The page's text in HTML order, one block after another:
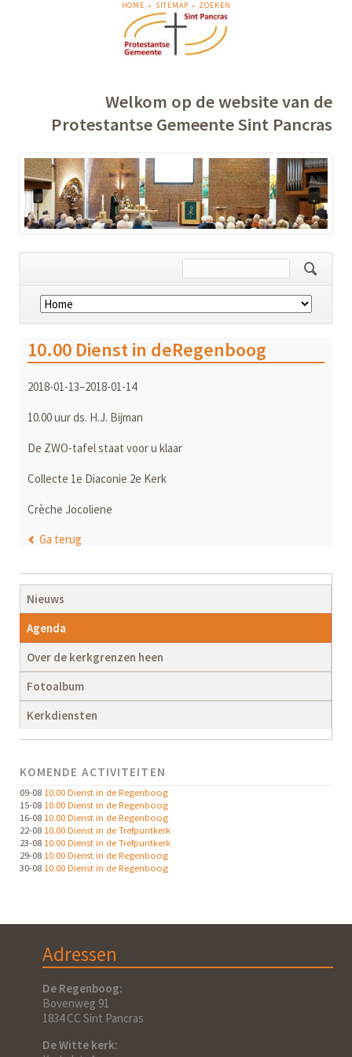
NAVIGATIE
OVERSLAAN
HOME SITEMAP ZOEKEN
Welkom op de website van de
Protestantse Gemeente Sint Pancras
Navigatie
overslaan
10.00 Dienst in deRegenboog
2018-01-13–2018-01-14
10.00 uur ds. H.J. Bijman
De ZWO-tafel staat voor u klaar
Collecte 1e Diaconie 2e Kerk
Crèche Jocoliene
Ga terug
Navigatie
overslaan
Nieuws
Agenda
Over de kerkgrenzen heen
Fotoalbum
Kerkdiensten
KOMENDE ACTIVITEITEN
09-08 10.00 Dienst in de Regenboog
15-08 10.00 Dienst in de Regenboog
16-08 10.00 Dienst in de Regenboog
22-08 10.00 Dienst in de Trefpuntkerk
23-08 10.00 Dienst in de Trefpuntkerk
29-08 10.00 Dienst in de Regenboog
30-08 10.00 Dienst in de Regenboog
Adressen
De Regenboog:
Bovenweg 91
1834 CC Sint Pancras
De Witte kerk: